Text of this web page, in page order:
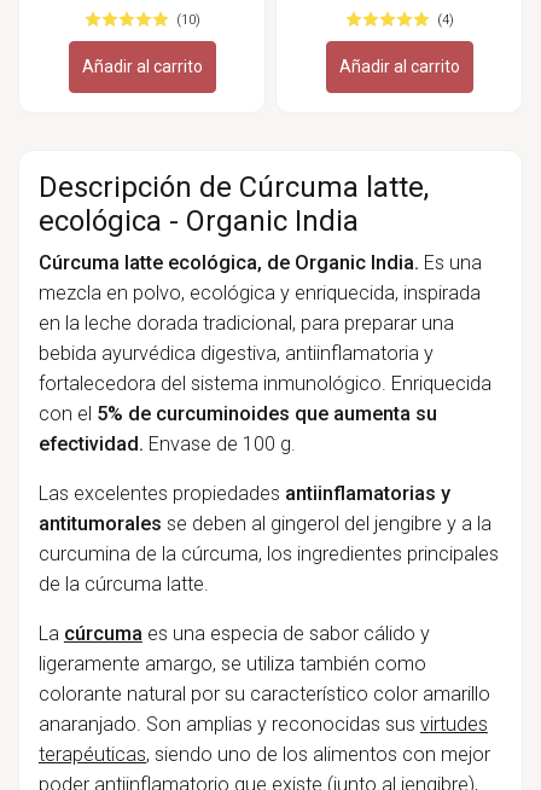
(10)
Añadir al carrito
(4)
Añadir al carrito
Descripción de Cúrcuma latte,
ecológica - Organic India
Cúrcuma latte ecológica, de Organic India. Es una
mezcla en polvo, ecológica y enriquecida, inspirada
en la leche dorada tradicional, para preparar una
bebida ayurvédica digestiva, antiinflamatoria y
fortalecedora del sistema inmunológico. Enriquecida
con el 5% de curcuminoides que aumenta su
efectividad. Envase de 100 g.
Las excelentes propiedades antiinflamatorias y
antitumorales se deben al gingerol del jengibre y a la
curcumina de la cúrcuma, los ingredientes principales
de la cúrcuma latte.
La cúrcuma es una especia de sabor cálido y
ligeramente amargo, se utiliza también como
colorante natural por su característico color amarillo
anaranjado. Son amplias y reconocidas sus virtudes
terapéuticas, siendo uno de los alimentos con mejor
poder antiinflamatorio que existe (junto al jengibre),